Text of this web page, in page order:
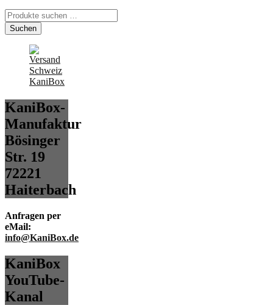
Suchen
nach:
Suchen
KaniBox-
Manufaktur
Bösinger
Str. 19
72221
Haiterbach
Anfragen per
eMail:
info@KaniBox.de
KaniBox
YouTube-
Kanal